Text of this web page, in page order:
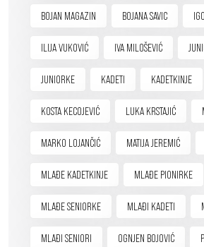
BOJAN MAGAZIN BOJANA SAVIC
ILIJA VUKOVIĆ IVA MILOŠEVIĆ
JUNIORKE KADETI KADETKINJE
KOSTA KECOJEVIĆ LUKA KRSTAJIĆ
MARKO LOJANČIĆ MATIJA JEREMIĆ
MLAĐE KADETKINJE MLAĐE PIONIRKE
MLAĐE SENIORKE MLAĐI KADETI
MLAĐI SENIORI OGNJEN BOJOVIĆ